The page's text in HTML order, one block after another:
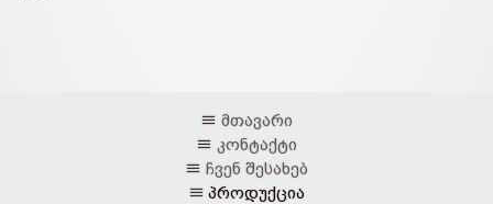
მთავარი
კონტაქტი
ჩვენ შესახებ
პროდუქცია